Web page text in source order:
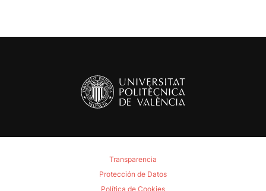
Transparencia
Protección de Datos
Política de Cookies